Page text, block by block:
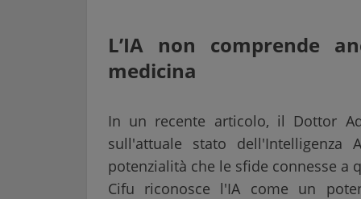
L’IA non comprende
medicina
In un recente articolo, il Dottor
sull'attuale stato dell'Intelligenza
potenzialità che le sfide connesse a
Cifu riconosce l'IA come un